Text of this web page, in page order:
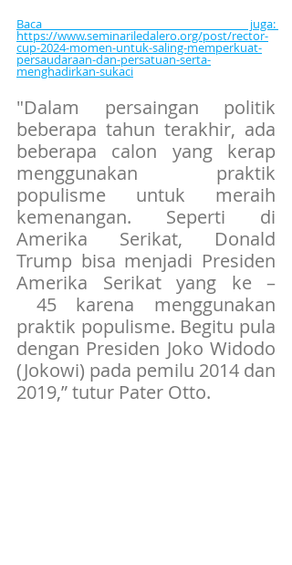
https://www.seminariledalero.org/post/rector-
cup-2024-momen-untuk-saling-memperkuat-
persaudaraan-dan-persatuan-serta-
menghadirkan-sukaci
"Dalam persaingan politik
beberapa tahun terakhir, ada
beberapa calon yang kerap
menggunakan praktik
populisme untuk meraih
kemenangan. Seperti di
Amerika Serikat, Donald
Trump bisa menjadi Presiden
Amerika Serikat yang ke –
45 karena menggunakan
praktik populisme. Begitu pula
dengan Presiden Joko Widodo
(Jokowi) pada pemilu 2014 dan
2019,” tutur Pater Otto.